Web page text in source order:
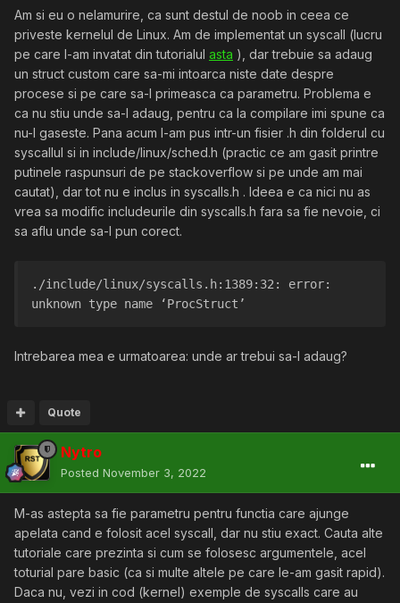
Am si eu o nelamurire, ca sunt destul de noob in ceea ce
priveste kernelul de Linux. Am de implementat un syscall (lucru
pe care l-am invatat din tutorialul asta ), dar trebuie sa adaug
un struct custom care sa-mi intoarca niste date despre
procese si pe care sa-l primeasca ca parametru. Problema e
ca nu stiu unde sa-l adaug, pentru ca la compilare imi spune ca
nu-l gaseste. Pana acum l-am pus intr-un fisier .h din folderul cu
syscallul si in include/linux/sched.h (practic ce am gasit printre
putinele raspunsuri de pe stackoverflow si pe unde am mai
cautat), dar tot nu e inclus in syscalls.h . Ideea e ca nici nu as
vrea sa modific includeurile din syscalls.h fara sa fie nevoie, ci
sa aflu unde sa-l pun corect.
./include/linux/syscalls.h:1389:32: error:
unknown type name ‘ProcStruct’
Intrebarea mea e urmatoarea: unde ar trebui sa-l adaug?
Quote
Nytro
Posted November 3, 2022
M-as astepta sa fie parametru pentru functia care ajunge
apelata cand e folosit acel syscall, dar nu stiu exact. Cauta alte
tutoriale care prezinta si cum se folosesc argumentele, acel
toturial pare basic (ca si multe altele pe care le-am gasit rapid).
Daca nu, vezi in cod (kernel) exemple de syscalls care au